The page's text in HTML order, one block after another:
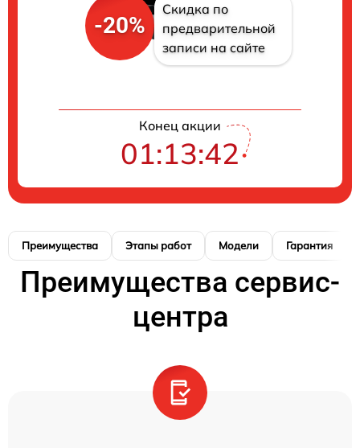
-20%
Скидка по
предварительной
записи на сайте
Конец акции
01:13:41
Преимущества Этапы работ Модели Гарантия
Преимущества сервис-
центра